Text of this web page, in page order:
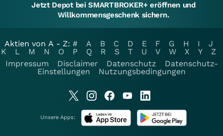
Jetzt Depot bei SMARTBROKER+ eröffnen und
Willkommensgeschenk sichern.
Aktien von A - Z: # A B C D E F G H I
J
K
L M N O P Q R S T U V W X Y
Z
Impressum
Disclaimer Datenschutz
Datenschutz-
Einstellungen
Nutzungsbedingungen
Unsere Apps: